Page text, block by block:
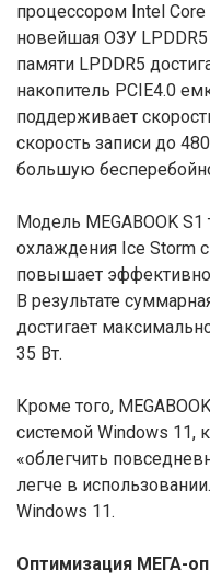
процессором Intel Core
новейшая ОЗУ
памяти LPDDR5
накопитель PCIE4.0
поддерживает
скорость записи до
большую
Модель MEGABOOK
охлаждения Ice Storm
повышает
В результате
достигает
35 Вт.
Кроме того,
системой Windows 11,
«облегчить
легче в
Windows 11.
Оптимизация МЕГА-